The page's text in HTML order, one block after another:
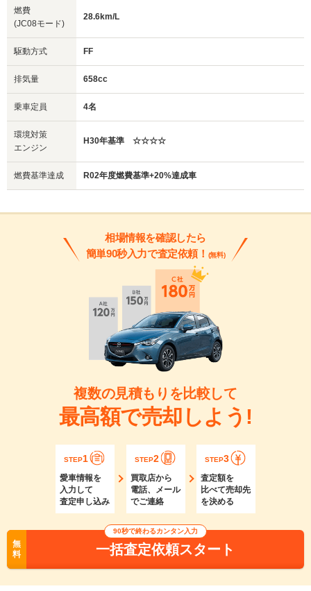
燃費
(JC08モード)
28.6km/L
駆動方式 FF
排気量 658cc
乗車定員 4名
環境対策
エンジン
H30年基準 ☆☆☆☆
燃費基準達成 R02年度燃費基準+20%達成車
相場情報を確認したら
簡単90秒入力で査定依頼！ (無料)
複数の見積もりを比較して
最高額で売却しよう!
STEP1
愛車情報を
入力して
査定申し込み
STEP2
買取店から
電話、メール
でご連絡
STEP3
査定額を
比べて売却先
を決める
無
料
90秒で終わるカンタン入力
一括査定依頼スタート